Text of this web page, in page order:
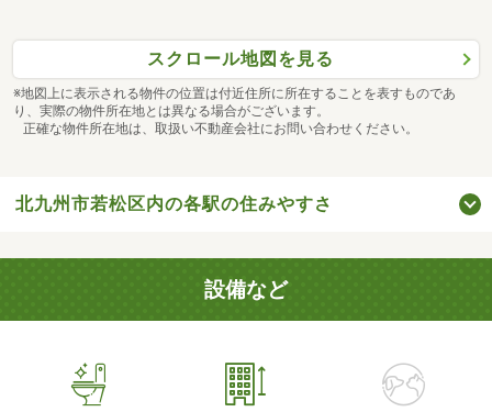
スクロール地図を見る
※地図上に表示される物件の位置は付近住所に所在することを表すものであ
り、実際の物件所在地とは異なる場合がございます。
正確な物件所在地は、取扱い不動産会社にお問い合わせください。
北九州市若松区内の各駅の住みやすさ
設備など